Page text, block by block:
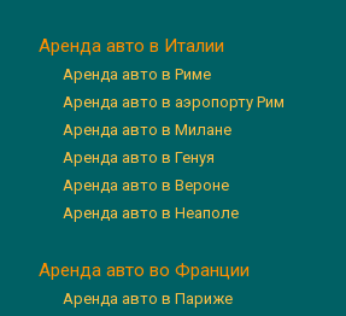
Аренда авто в Италии
Аренда авто в Риме
Аренда авто в аэропорту Рим
Аренда авто в Милане
Аренда авто в Генуя
Аренда авто в Вероне
Аренда авто в Неаполе
Аренда авто во Франции
Аренда авто в Париже